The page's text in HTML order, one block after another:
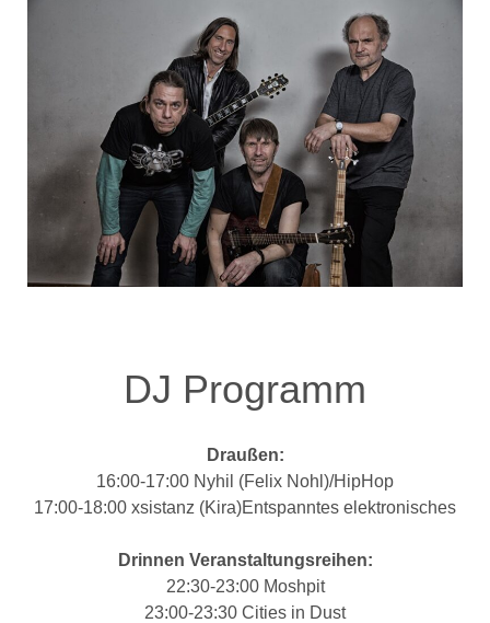
DJ Programm
Draußen:
16:00-17:00 Nyhil (Felix Nohl)/HipHop
17:00-18:00 xsistanz (Kira)Entspanntes elektronisches
Drinnen Veranstaltungsreihen:
22:30-23:00 Moshpit
23:00-23:30 Cities in Dust